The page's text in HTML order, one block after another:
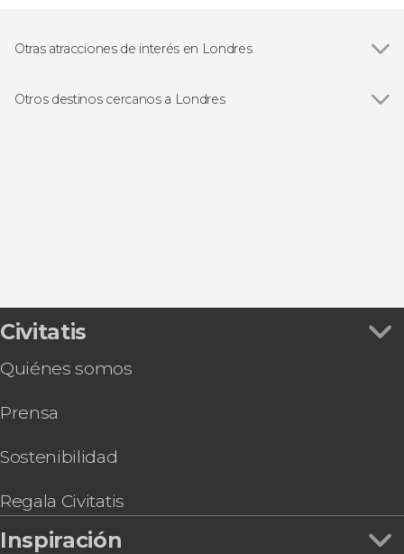
Otras atracciones de interés en Londres
Big Ben
Otros destinos cercanos a Londres
Civitatis
Quiénes somos
Prensa
Sostenibilidad
Regala Civitatis
Inspiración